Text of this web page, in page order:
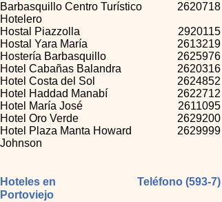
Barbasquillo Centro Turístico
Hotelero
Hostal Piazzolla
Hostal Yara María
Hostería Barbasquillo
Hotel Cabañas Balandra
Hotel Costa del Sol
Hotel Haddad Manabí
Hotel María José
Hotel Oro Verde
Hotel Plaza Manta Howard
Johnson
2620718
2920115
2613219
2625976
2620316
2624852
2622712
2611095
2629200
2629999
Hoteles en
Portoviejo
Teléfono (593-7)